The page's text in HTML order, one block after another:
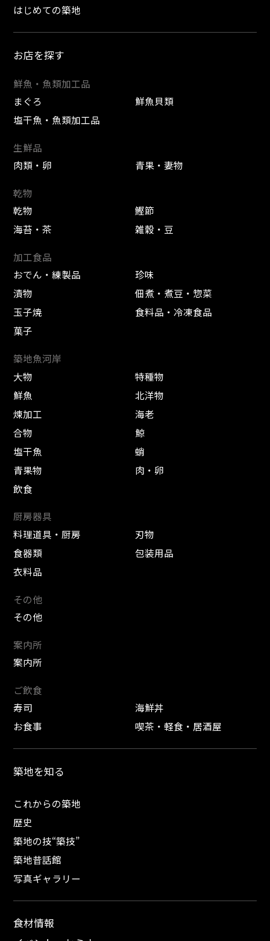
はじめての築地
お店を探す
鮮魚・魚類加工品
まぐろ
鮮魚貝類
塩干魚・魚類加工品
生鮮品
肉類・卵
青果・妻物
乾物
乾物
鰹節
海苔・茶
雑穀・豆
加工食品
おでん・練製品
珍味
漬物
佃煮・煮豆・惣菜
玉子焼
食料品・冷凍食品
菓子
築地魚河岸
大物
特種物
鮮魚
北洋物
煉加工
海老
合物
鯨
塩干魚
蛸
青果物
肉・卵
飲食
厨房器具
料理道具・厨房
刃物
食器類
包装用品
衣料品
その他
その他
案内所
案内所
ご飲食
寿司
海鮮丼
お食事
喫茶・軽食・居酒屋
築地を知る
これからの築地
歴史
築地の技“築技”
築地昔話館
写真ギャラリー
食材情報